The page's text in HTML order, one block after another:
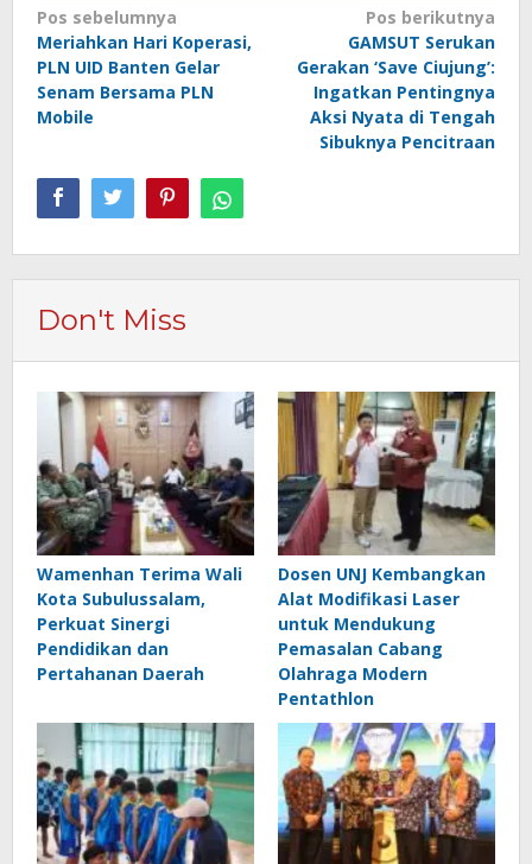
Navigasi
pos
Pos sebelumnya
Meriahkan Hari Koperasi,
PLN UID Banten Gelar
Senam Bersama PLN
Mobile
Pos berikutnya
GAMSUT Serukan
Gerakan ‘Save Ciujung’:
Ingatkan Pentingnya
Aksi Nyata di Tengah
Sibuknya Pencitraan
Don't Miss
Wamenhan Terima Wali
Kota Subulussalam,
Perkuat Sinergi
Pendidikan dan
Pertahanan Daerah
Dosen UNJ Kembangkan
Alat Modifikasi Laser
untuk Mendukung
Pemasalan Cabang
Olahraga Modern
Pentathlon